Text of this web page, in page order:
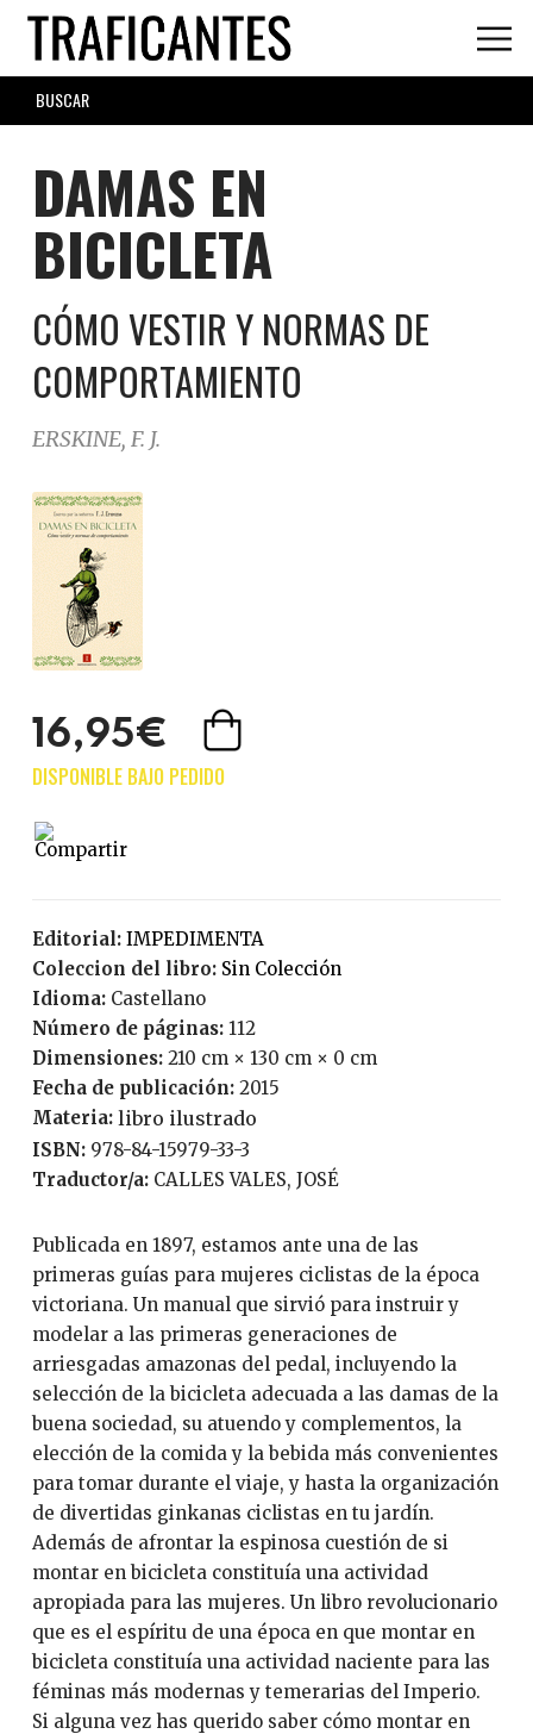
Skip
main
content
SEARCH
FORM
DAMAS EN
BICICLETA
CÓMO VESTIR Y NORMAS DE
COMPORTAMIENTO
ERSKINE, F. J.
16,95€
Editorial: IMPEDIMENTA
Coleccion del libro:
Sin Colección
Idioma:
Castellano
Número de páginas: 112
Dimensiones: 210 cm × 130 cm × 0 cm
Fecha de publicación:
2015
Materia: libro ilustrado
ISBN:
978-84-15979-33-3
Traductor/a:
CALLES VALES, JOSÉ
Publicada en 1897, estamos ante una de las
primeras guías para mujeres ciclistas de la época
victoriana. Un manual que sirvió para instruir y
modelar a las primeras generaciones de
arriesgadas amazonas del pedal, incluyendo la
selección de la bicicleta adecuada a las damas de la
buena sociedad, su atuendo y complementos, la
elección de la comida y la bebida más convenientes
para tomar durante el viaje, y hasta la organización
de divertidas ginkanas ciclistas en tu jardín.
Además de afrontar la espinosa cuestión de si
montar en bicicleta constituía una actividad
apropiada para las mujeres. Un libro revolucionario
que es el espíritu de una época en que montar en
bicicleta constituía una actividad naciente para las
féminas más modernas y temerarias del Imperio.
Si alguna vez has querido saber cómo montar en